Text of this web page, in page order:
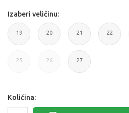
Izaberi veličinu:
19 20 21
21
22
25
26 27
Količina: